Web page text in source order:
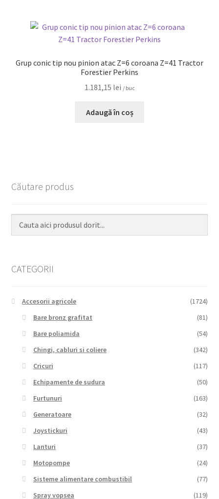
Grup conic tip nou pinion atac Z=6 coroana Z=41 Tractor
Forestier Perkins
1.181,15 lei / buc
Adaugă în coș
Căutare produs
CATEGORII
Accesorii agricole
(1724)
Bare bronz grafitat
(81)
Bare poliamida
(54)
Chingi, cabluri si coliere
(342)
Cricuri
(117)
Echipamente de sudura
(50)
Furtunuri
(163)
Generatoare
(32)
Joystickuri
(43)
Lanturi
(37)
Motopompe
(24)
Sisteme alimentare combustibil
(77)
Spray vopsea
(119)